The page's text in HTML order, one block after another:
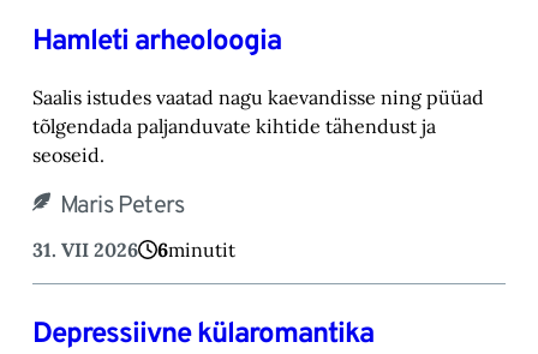
Hamleti arheoloogia
Saalis istudes vaatad nagu kaevandisse ning püüad
tõlgendada paljanduvate kihtide tähendust ja
seoseid.
Maris Peters
31. VII 2026 6minutit
Depressiivne külaromantika